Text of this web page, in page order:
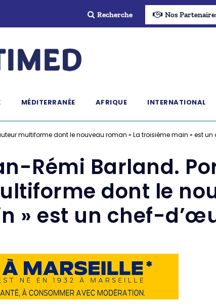
Recherche Nos
MÉDITERRANÉE AFRIQUE INTERNATIONAL
multiforme dont le nouveau roman « La troisième main » est
Rémi Barland.
dont le
» est un chef-